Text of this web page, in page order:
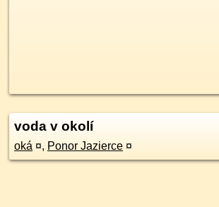
voda v okolí
oká ¤, Ponor Jazierce ¤